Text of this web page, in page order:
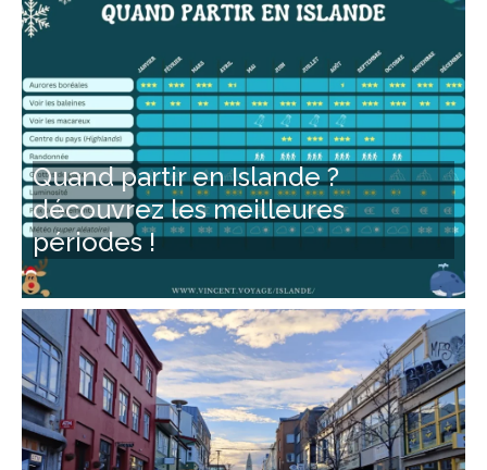
Quand partir en Islande ?
découvrez les meilleures
périodes !